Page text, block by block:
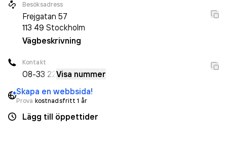
Besöksadress
Frejgatan 57
113 49 Stockholm
Vägbeskrivning
Kontakt
08-33 22Visa nummer
Skapa en webbsida!
Prova kostnadsfritt 1 år
Lägg till öppettider